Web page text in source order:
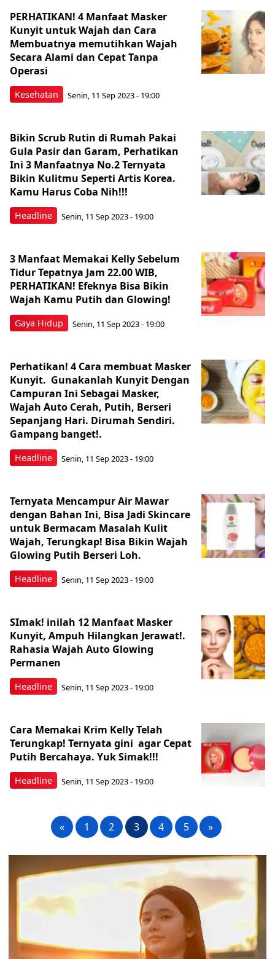
Kesehatan
PERHATIKAN! 4 Manfaat Masker
Kunyit untuk Wajah dan Cara
Membuatnya memutihkan Wajah
Secara Alami dan Cepat Tanpa
Operasi
Senin, 11 Sep 2023 - 19:00
Headline
Bikin Scrub Rutin di Rumah Pakai
Gula Pasir dan Garam, Perhatikan
Ini 3 Manfaatnya No.2 Ternyata
Bikin Kulitmu Seperti Artis Korea.
Kamu Harus Coba Nih!!!
Senin, 11 Sep 2023 - 19:00
Gaya Hidup
3 Manfaat Memakai Kelly Sebelum
Tidur Tepatnya Jam 22.00 WIB,
PERHATIKAN! Efeknya Bisa Bikin
Wajah Kamu Putih dan Glowing!
Senin, 11 Sep 2023 - 19:00
Headline
Perhatikan! 4 Cara membuat Masker
Kunyit. Gunakanlah Kunyit Dengan
Campuran Ini Sebagai Masker,
Wajah Auto Cerah, Putih, Berseri
Sepanjang Hari. Dirumah Sendiri.
Gampang banget!.
Senin, 11 Sep 2023 - 19:00
Headline
Ternyata Mencampur Air Mawar
dengan Bahan Ini, Bisa Jadi Skincare
untuk Bermacam Masalah Kulit
Wajah, Terungkap! Bisa Bikin Wajah
Glowing Putih Berseri Loh.
Senin, 11 Sep 2023 - 19:00
Headline
SImak! inilah 12 Manfaat Masker
Kunyit, Ampuh Hilangkan Jerawat!.
Rahasia Wajah Auto Glowing
Permanen
Senin, 11 Sep 2023 - 19:00
Headline
Cara Memakai Krim Kelly Telah
Terungkap! Ternyata gini agar Cepat
Putih Bercahaya. Yuk Simak!!!
Senin, 11 Sep 2023 - 19:00
« 1 2 3 4 5 »